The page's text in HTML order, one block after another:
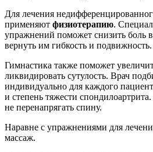
Для лечения
применяют физиотерапию.
упражнений поможет снизить боль в
вернуть им гибкость и подвижность.
Гимнастика также поможет
ликвидировать сутулость. Врач
индивидуально для каждого
и степень тяжести
не перенапрягать спину.
Наравне с упражнениями для
массаж.